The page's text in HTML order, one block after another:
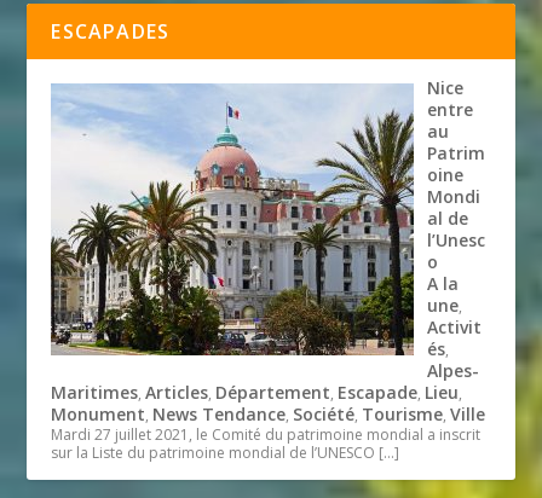
ESCAPADES
Nice
entre
au
Patrim
oine
Mondi
al de
l’Unesc
o
A la
une,
Activit
és,
Alpes-
Maritimes,Articles, Département, Escapade, Lieu,
Monument, News Tendance, Société, Tourisme,Ville
Mardi 27 juillet 2021, le Comité du patrimoine mondial a inscrit
sur la Liste du patrimoine mondial de l’UNESCO […]